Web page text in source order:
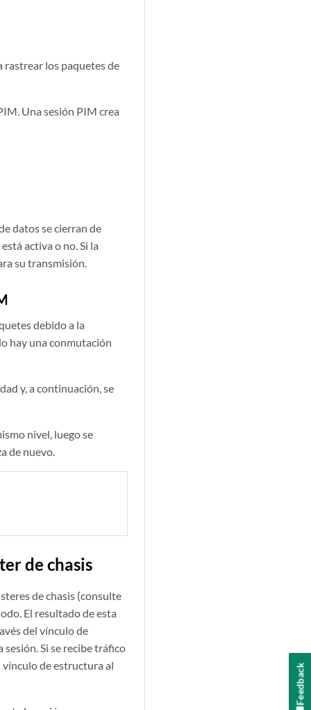
los paquetes de
Una sesión PIM crea
datos se cierran de
activa o no. Si la
su transmisión.
debido a la
hay una conmutación
y, a continuación, se
nivel, luego se
de nuevo.
de chasis
de chasis (consulte
El resultado de esta
del vínculo de
Si se recibe tráfico
vínculo de estructura al
Feedback